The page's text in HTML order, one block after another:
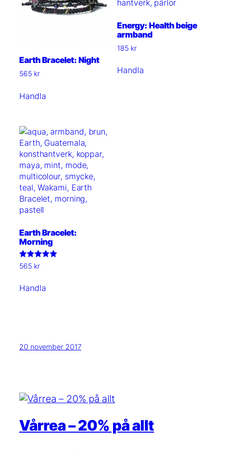
Earth Bracelet: Night
565 kr
Handla
Energy: Health beige
armband
185 kr
Handla
Earth Bracelet:
Morning
Betygsatt
5.00
565 kr
Handla
20 november 2017
Vårrea – 20% på allt